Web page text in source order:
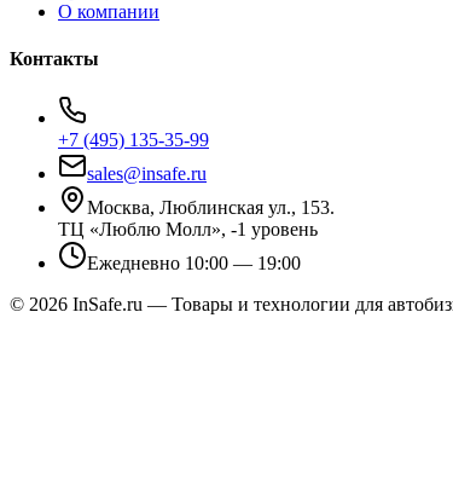
О компании
Контакты
+7 (495) 135-35-99
sales@insafe.ru
Москва, Люблинская ул., 153.
ТЦ «Люблю Молл», -1 уровень
Ежедневно 10:00 — 19:00
© 2026 InSafe.ru — Товары и технологии для